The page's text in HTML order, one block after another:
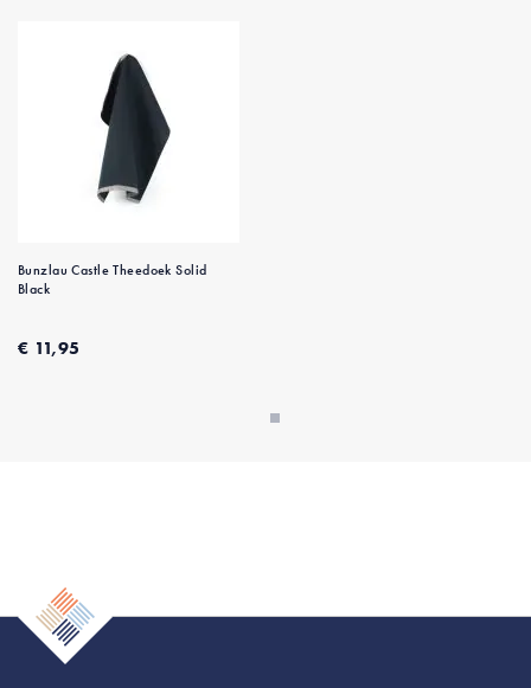
Bunzlau Castle Theedoek Solid
Black
€ 11,95